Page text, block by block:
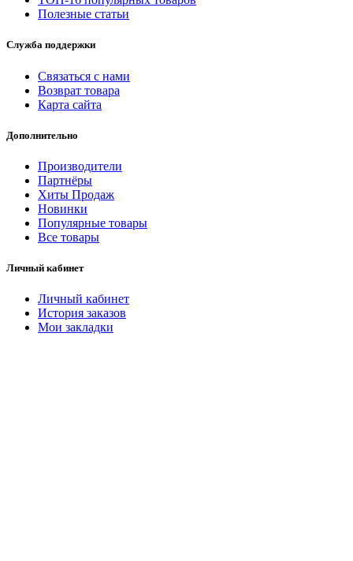
Полезные статьи
Служба поддержки
Связаться с нами
Возврат товара
Карта сайта
Дополнительно
Производители
Партнёры
Хиты Продаж
Новинки
Популярные товары
Все товары
Личный кабинет
Личный кабинет
История заказов
Мои закладки